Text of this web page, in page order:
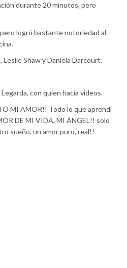
durante 20 minutos, pero
pero logró bastante notoriedad al
Shaw y Daniela Darcourt.
con quien hacía videos.
MI AMOR!! Todo lo que aprendí
DE MI VIDA, MI ÁNGEL!! solo
sueño, un amor puro, real!!